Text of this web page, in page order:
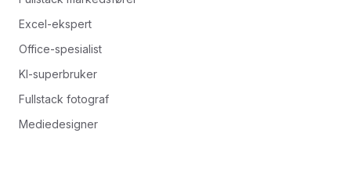
Excel-ekspert
Office-spesialist
KI-superbruker
Fullstack fotograf
Mediedesigner